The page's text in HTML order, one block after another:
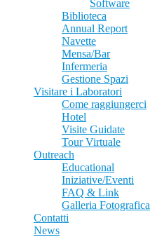
Software
Biblioteca
Annual Report
Navette
Mensa/Bar
Infermeria
Gestione Spazi
Visitare i Laboratori
Come raggiungerci
Hotel
Visite Guidate
Tour Virtuale
Outreach
Educational
Iniziative/Eventi
FAQ & Link
Galleria Fotografica
Contatti
News